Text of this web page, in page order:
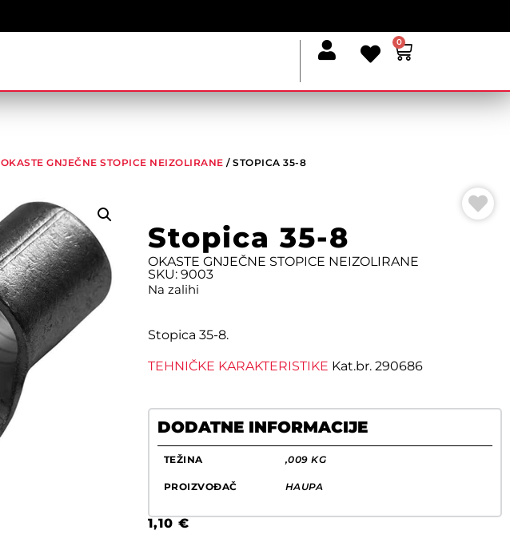
0
OKASTE GNJEČNE STOPICE NEIZOLIRANE / STOPICA 35-8
Stopica 35-8
OKASTE GNJEČNE STOPICE NEIZOLIRANE
SKU: 9003
Na zalihi
Stopica 35-8.
TEHNIČKE KARAKTERISTIKE Kat.br. 290686
DODATNE INFORMACIJE
TEŽINA ,009 KG
PROIZVOĐAČ HAUPA
1,10 €